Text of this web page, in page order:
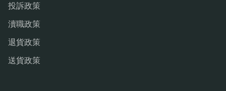
投訴政策
瀆職政策
退貨政策
送貨政策